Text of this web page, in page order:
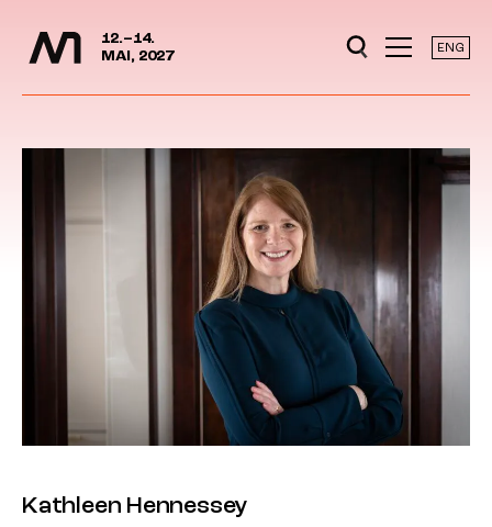
Hopp til hovedinnhold
12.–14.
MAI, 2027
ENG
Kathleen Hennessey